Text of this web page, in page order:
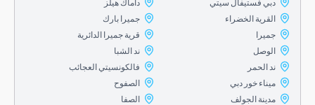
دبي فستيفال سيتي
القرية الخضراء
ند الحمر
ميناء خور دبي
مدينة الجولف
داماك هيلز
جميرا بارك
قرية جميرا الدائرية
فالكونسيتي العجائب